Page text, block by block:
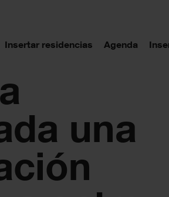
Insertar residencias Agenda
una